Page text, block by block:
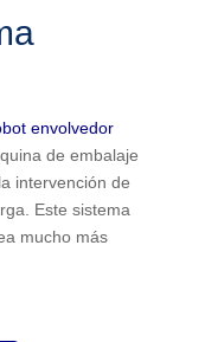
envolvedor
de embalaje
intervención de
Este sistema
mucho más